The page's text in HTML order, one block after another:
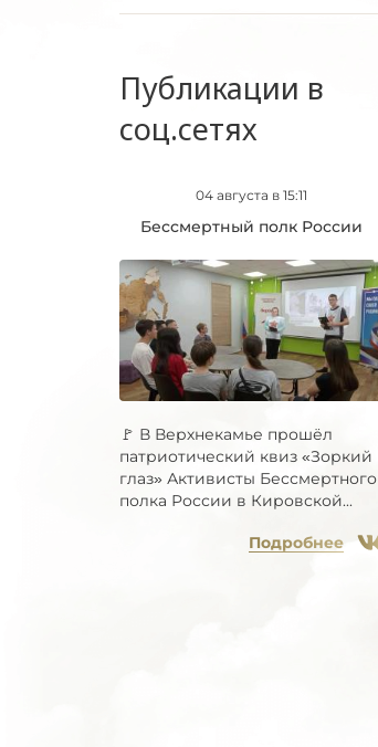
Публикации в
соц.сетях
04 августа в 15:11
Бессмертный полк России
🚩 В Верхнекамье прошёл
патриотический квиз «Зоркий
глаз» Активисты Бессмертного
полка России в Кировской...
Подробнее